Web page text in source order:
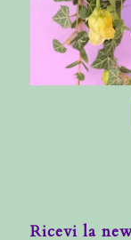
Ricevi la